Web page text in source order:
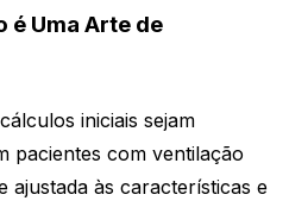
é Uma Arte de
iniciais sejam
pacientes com ventilação
ajustada às características e